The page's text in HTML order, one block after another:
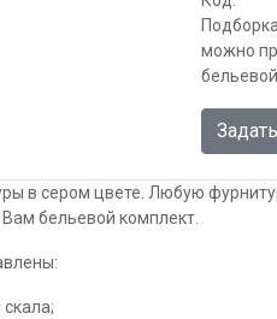
можно
в сером цвете. Любую
бельевой комплект.